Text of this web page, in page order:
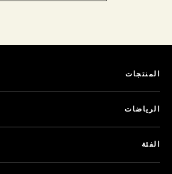
المنتجات
الرياضات
الفئة